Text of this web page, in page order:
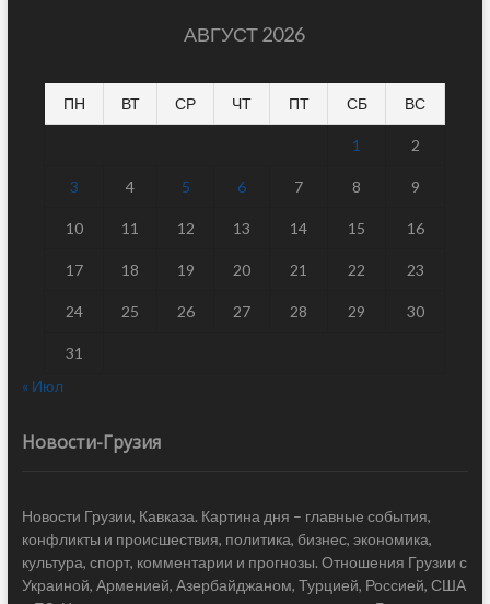
АВГУСТ 2026
ПН ВТ СР ЧТ ПТ СБ ВС
1 2
3 4 5 6 7 8 9
10 11 12 13 14 15 16
17 18 19 20 21 22 23
24 25 26 27 28 29 30
31
« Июл
Новости-Грузия
Новости Грузии, Кавказа. Картина дня – главные события,
конфликты и происшествия, политика, бизнес, экономика,
культура, спорт, комментарии и прогнозы. Отношения Грузии с
Украиной, Арменией, Азербайджаном, Турцией, Россией, США